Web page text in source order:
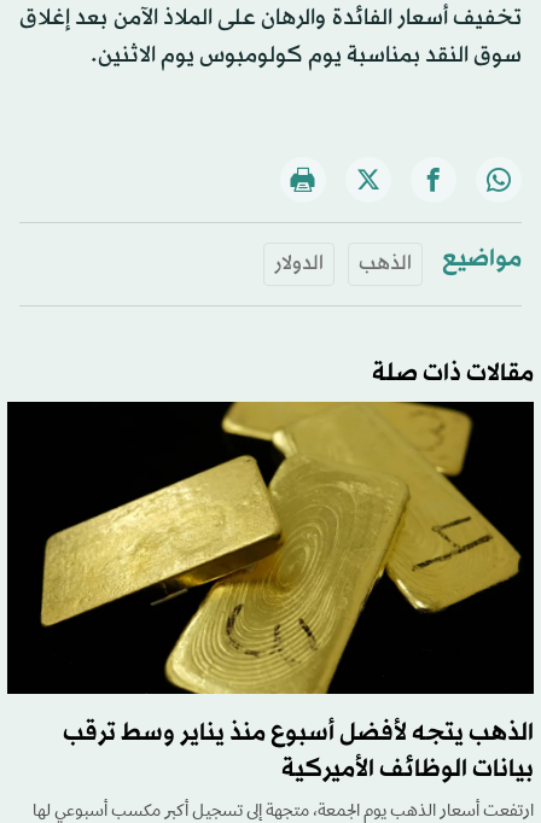
تخفيف أسعار الفائدة والرهان على الملاذ الآمن بعد إغلاق
سوق النقد بمناسبة يوم كولومبوس يوم الاثنين.
مواضيع الذهب الدولار
مقالات ذات صلة
الذهب يتجه لأفضل أسبوع منذ يناير وسط ترقب
بيانات الوظائف الأميركية
ارتفعت أسعار الذهب يوم الجمعة، متجهة إلى تسجيل أكبر مكسب أسبوعي لها